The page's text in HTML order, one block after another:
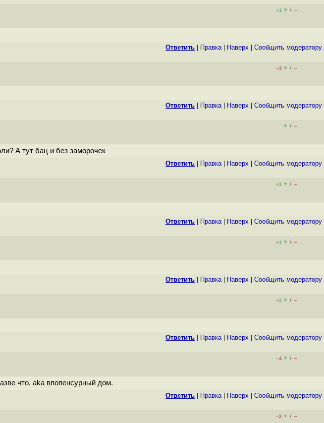
+1 + / –
Ответить Правка| Наверх Cообщить модератору
–3 + / –
Ответить Правка| Наверх Cообщить модератору
+ / –
А тут бац и без заморочек
Ответить Правка| Наверх Cообщить модератору
+3 + / –
Ответить Правка| Наверх Cообщить модератору
+1 + / –
Ответить Правка| Наверх Cообщить модератору
+2 + / –
Ответить Правка| Наверх Cообщить модератору
–4 + / –
что, aka впопенсурный дом.
Ответить Правка| Наверх Cообщить модератору
–2 + / –